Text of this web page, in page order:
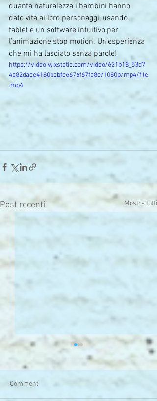
quanta naturalezza i bambini hanno
dato vita ai loro personaggi, usando
tablet e un software intuitivo per
l’animazione stop motion. Un’esperienza
che mi ha lasciato senza parole!
https://video.wixstatic.com/video/621b18_53d7
4a82dace4180bcbfe6676f67fa8e/1080p/mp4/file
.mp4
Post recenti Mostra tutti
Commenti